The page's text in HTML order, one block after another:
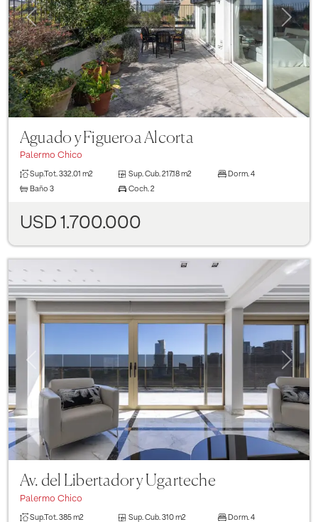
Previous Next
Aguado y Figueroa Alcorta
Palermo Chico
Sup.Tot.332.01 m2 Sup. Cub. 217.18 m2 Dorm. 4
Baño 3 Coch. 2
USD 1.700.000
Next
Av. del Libertador y Ugarteche
Palermo Chico
Sup.Tot. 385 m2 Sup. Cub. 310 m2 Dorm. 4